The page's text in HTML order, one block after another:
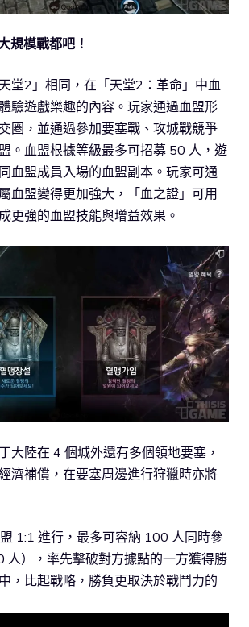
規模戰都吧！
堂2」相同，在「天堂2：革命」中血
驗遊戲樂趣的內容。玩家通過血盟形
圈，並通過參加要塞戰、攻城戰競爭
。血盟根據等級最多可招募 50 人，遊
血盟成員入場的血盟副本。玩家可通
血盟變得更加強大，「血之證」可用
更強的血盟技能與增益效果。
大陸在 4 個城外還有多個領地要塞，
濟補償，在要塞周邊進行狩獵時亦將
1:1 進行，最多可容納 100 人同時參
人），率先擊破對方據點的一方獲得勝
，比起戰略，勝負更取決於戰鬥力的